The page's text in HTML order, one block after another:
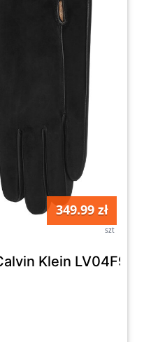
349.99 zł
szt
Klein